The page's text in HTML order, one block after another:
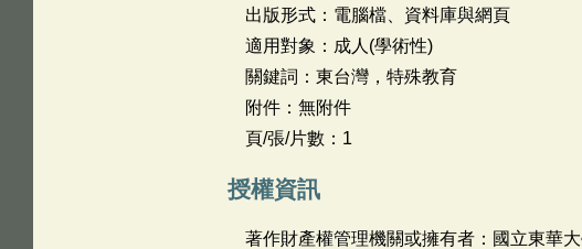
出版形式：電腦檔、資料庫與網頁
適用對象：成人(學術性)
關鍵詞：東台灣，特殊教育
附件：無附件
頁/張/片數：1
授權資訊
著作財產權管理機關或擁有者：國立東華